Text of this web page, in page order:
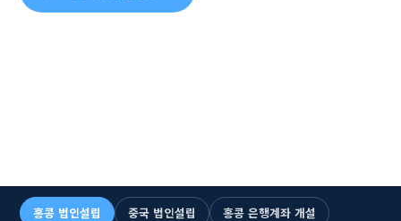
홍콩 법인설립 중국 법인설립
홍콩 은행계좌 개설